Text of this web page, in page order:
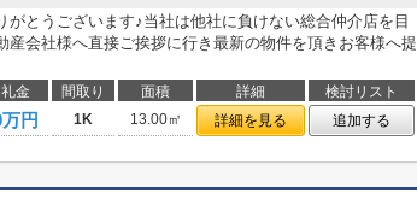
がとうございます♪当社は他社に負けない総合仲介店を目
産会社様へ直接ご挨拶に行き最新の物件を頂きお客様へ提
礼金 間取り 面積 詳細
検討リスト
円 1K 13.00㎡ 詳細を見る 追加する